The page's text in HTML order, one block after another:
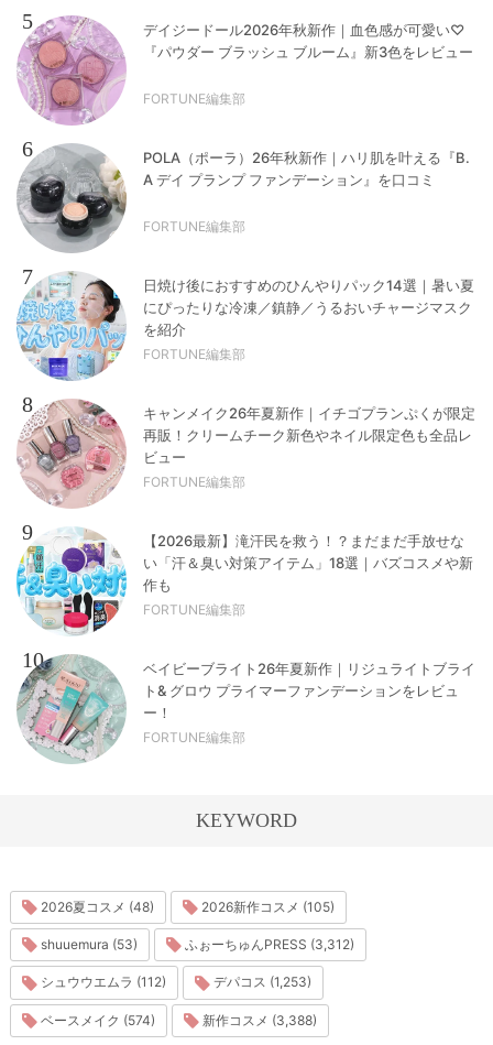
5
デイジードール2026年秋新作｜血色感が可愛い♡
『パウダー ブラッシュ ブルーム』新3色をレビュー
FORTUNE編集部
6
POLA（ポーラ）26年秋新作｜ハリ肌を叶える『B.
A デイ プランプ ファンデーション』を口コミ
FORTUNE編集部
7
日焼け後におすすめのひんやりパック14選｜暑い夏
にぴったりな冷凍／鎮静／うるおいチャージマスク
を紹介
FORTUNE編集部
8
キャンメイク26年夏新作｜イチゴプランぷくが限定
再販！クリームチーク新色やネイル限定色も全品レ
ビュー
FORTUNE編集部
9
【2026最新】滝汗民を救う！？まだまだ手放せな
い「汗＆臭い対策アイテム」18選｜バズコスメや新
作も
FORTUNE編集部
10
ベイビーブライト26年夏新作｜リジュライトブライ
ト& グロウ プライマーファンデーションをレビュ
ー！
FORTUNE編集部
KEYWORD
2026夏コスメ (48) 2026新作コスメ (105)
shuuemura (53) ふぉーちゅんPRESS (3,312)
シュウウエムラ (112) デパコス (1,253)
ベースメイク (574) 新作コスメ (3,388)